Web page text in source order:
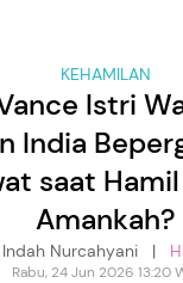
KEHAMILAN
Istri
India
saat
Amankah?
Indah Nurcahyani |
Rabu, 24 Jun 2026 13:20